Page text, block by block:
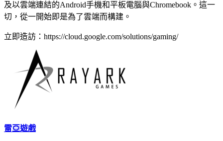
及以雲端連結的Android手機和平板電腦與Chromebook。這一
切，從一開始即是為了雲端而構建。
立即造訪：https://cloud.google.com/solutions/gaming/
雷亞遊戲